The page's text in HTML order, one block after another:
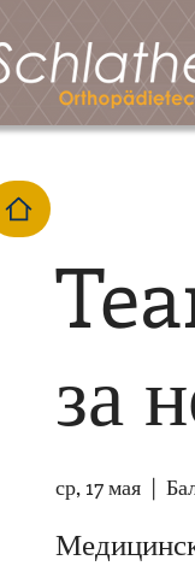
за
ср, 17 мая
  |